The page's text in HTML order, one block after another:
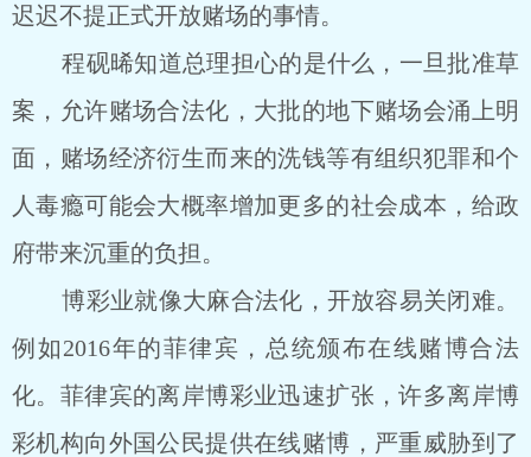
迟迟不提正式开放赌场的事情。
程砚晞知道总理担心的是什么，一旦批准草
案，允许赌场合法化，大批的地下赌场会涌上明
面，赌场经济衍生而来的洗钱等有组织犯罪和个
人毒瘾可能会大概率增加更多的社会成本，给政
府带来沉重的负担。
博彩业就像大麻合法化，开放容易关闭难。
例如2016年的菲律宾，总统颁布在线赌博合法
化。菲律宾的离岸博彩业迅速扩张，许多离岸博
彩机构向外国公民提供在线赌博，严重威胁到了